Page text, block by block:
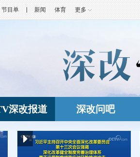
节目单 新闻 体育 更多
深改报道 深改问吧